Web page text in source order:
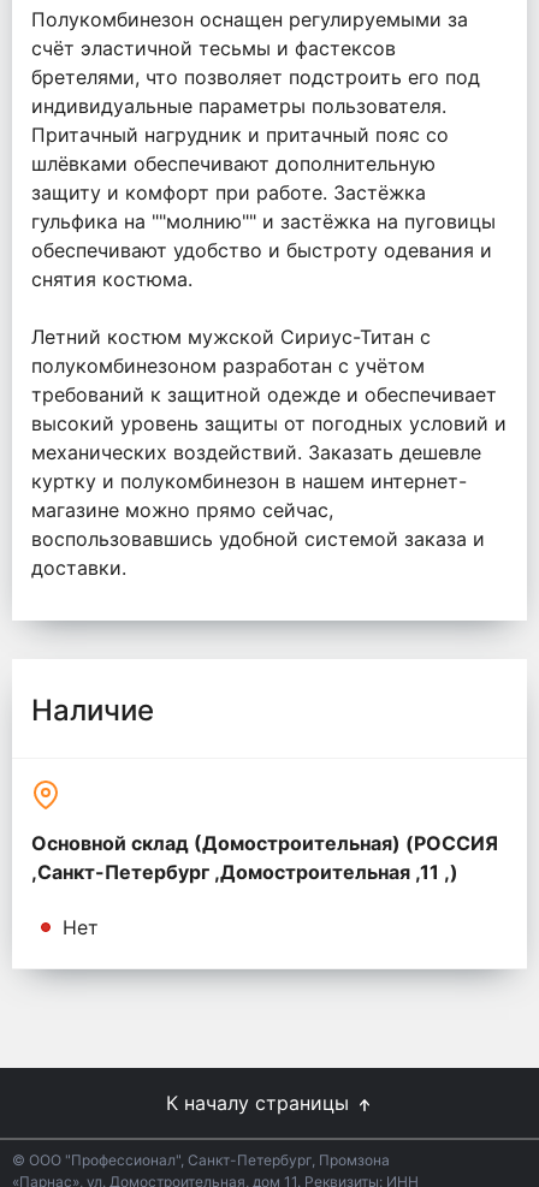
Полукомбинезон оснащен регулируемыми за
счёт эластичной тесьмы и фастексов
бретелями, что позволяет подстроить его под
индивидуальные параметры пользователя.
Притачный нагрудник и притачный пояс со
шлёвками обеспечивают дополнительную
защиту и комфорт при работе. Застёжка
гульфика на ""молнию"" и застёжка на пуговицы
обеспечивают удобство и быстроту одевания и
снятия костюма.
Летний костюм мужской Сириус-Титан с
полукомбинезоном разработан с учётом
требований к защитной одежде и обеспечивает
высокий уровень защиты от погодных условий и
механических воздействий. Заказать дешевле
куртку и полукомбинезон в нашем интернет-
магазине можно прямо сейчас,
воспользовавшись удобной системой заказа и
доставки.
Наличие
Основной склад (Домостроительная) (РОССИЯ
,Санкт-Петербург ,Домостроительная ,11 ,)
Нет
К началу страницы
© ООО "Профессионал", Санкт-Петербург, Промзона
«Парнас», ул. Домостроительная, дом 11. Реквизиты: ИНН